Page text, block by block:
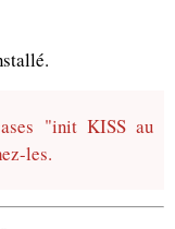
"init KISS au
les.